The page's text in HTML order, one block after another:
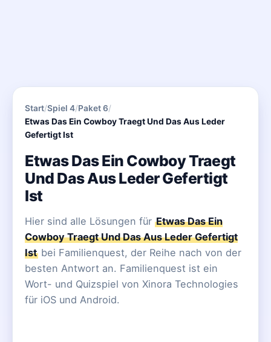
Start/Spiel 4/Paket 6/
Etwas Das Ein Cowboy Traegt Und Das Aus Leder
Gefertigt Ist
Etwas Das Ein Cowboy Traegt
Und Das Aus Leder Gefertigt
Ist
Hier sind alle Lösungen für Etwas Das Ein
Cowboy Traegt Und Das Aus Leder Gefertigt
Ist bei Familienquest, der Reihe nach von der
besten Antwort an. Familienquest ist ein
Wort- und Quizspiel von Xinora Technologies
für iOS und Android.